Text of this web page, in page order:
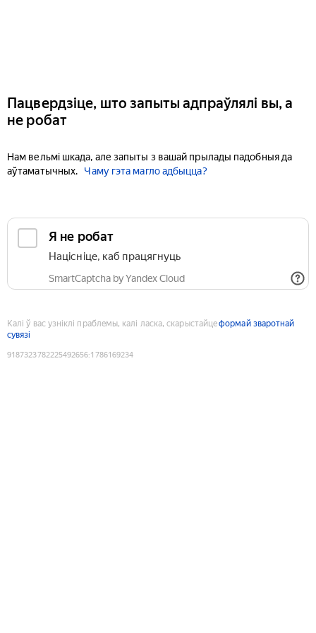
Пацвердзіце, што запыты адпраўлялі вы, а
не робат
Нам вельмі шкада, але запыты з вашай прылады падобныя да
аўтаматычных.
Чаму гэта магло адбыцца?
Я не робат
Націсніце, каб працягнуць
SmartCaptcha by Yandex Cloud
Калі ў вас узніклі праблемы, калі ласка, скарыстайцеформай зваротнай
сувязі
9187323782225492656:1786169234